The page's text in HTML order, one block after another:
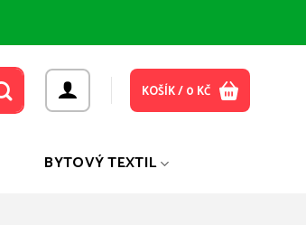
KOŠÍK /0 KČ
BYTOVÝ TEXTIL